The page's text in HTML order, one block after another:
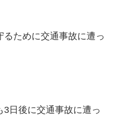
ために交通事故に遭っ
3日後に交通事故に遭っ